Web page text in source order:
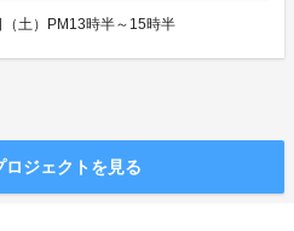
土）PM13時半～15時半
ロジェクトを見る